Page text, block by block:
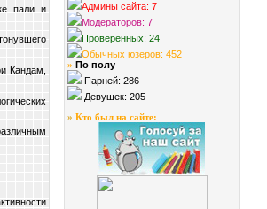
пали и
Кандам,
Админы сайта: 7
Модераторов: 7
Проверенных: 24
Обычных юзеров: 452
» По полу
Парней: 286
Девушек: 205
» Кто был на сайте: